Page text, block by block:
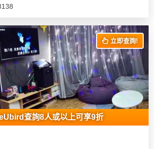
立即查詢!
查詢8人或以上可享9折